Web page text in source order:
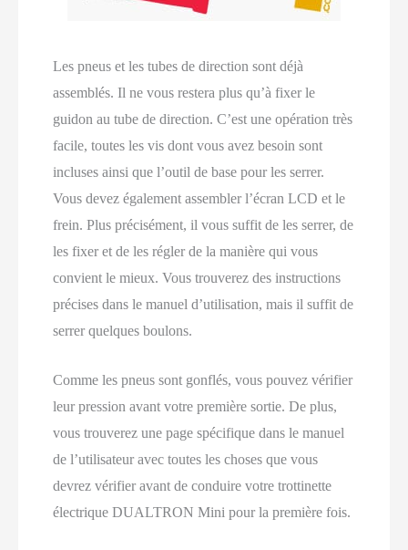
Les pneus et les tubes de direction sont déjà
assemblés. Il ne vous restera plus qu’à fixer le
guidon au tube de direction. C’est une opération très
facile, toutes les vis dont vous avez besoin sont
incluses ainsi que l’outil de base pour les serrer.
Vous devez également assembler l’écran LCD et le
frein. Plus précisément, il vous suffit de les serrer, de
les fixer et de les régler de la manière qui vous
convient le mieux. Vous trouverez des instructions
précises dans le manuel d’utilisation, mais il suffit de
serrer quelques boulons.
Comme les pneus sont gonflés, vous pouvez vérifier
leur pression avant votre première sortie. De plus,
vous trouverez une page spécifique dans le manuel
de l’utilisateur avec toutes les choses que vous
devrez vérifier avant de conduire votre trottinette
électrique DUALTRON Mini pour la première fois.